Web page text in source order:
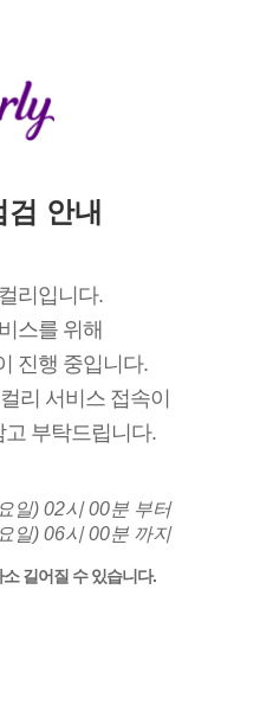
안내
리입니다.
스를 위해
진행 중입니다.
리 서비스 접속이
부탁드립니다.
일) 02시 00분 부터
일) 06시 00분 까지
길어질 수 있습니다.